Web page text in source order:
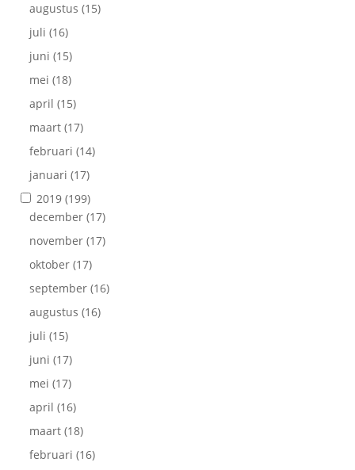
augustus (15)
juli (16)
juni (15)
mei (18)
april (15)
maart (17)
februari (14)
januari (17)
2019 (199)
december (17)
november (17)
oktober (17)
september (16)
augustus (16)
juli (15)
juni (17)
mei (17)
april (16)
maart (18)
februari (16)